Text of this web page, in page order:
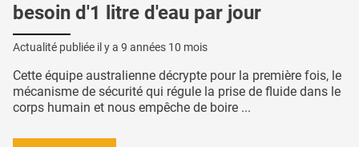
besoin d'1 litre d'eau par jour
Actualité publiée il y a 9 années 10 mois
Cette équipe australienne décrypte pour la première fois, le
mécanisme de sécurité qui régule la prise de fluide dans le
corps humain et nous empêche de boire ...